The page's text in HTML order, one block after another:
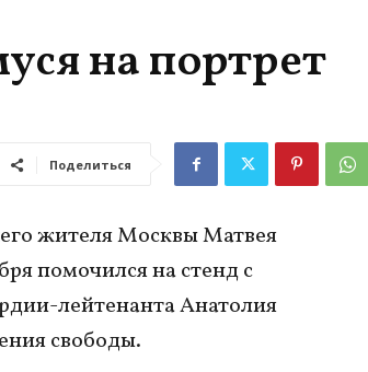
на портрет
Поделиться
жителя Москвы Матвея
помочился на стенд с
лейтенанта Анатолия
свободы.